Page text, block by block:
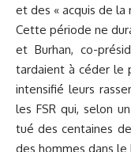
et des « acquis de la
Cette période ne
et Burhan, co-
tardaient à céder le
intensifié leurs
les FSR qui, selon
tué des centaines
des hommes dans